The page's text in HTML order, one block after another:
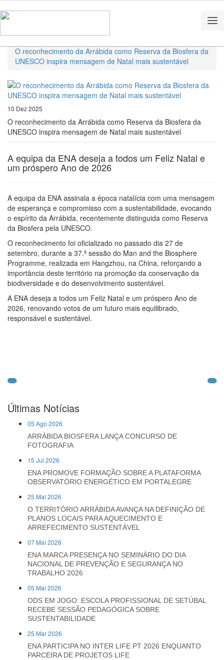
O reconhecimento da Arrábida como Reserva da Biosfera da
UNESCO inspira mensagem de Natal mais sustentável
10 Dez 2025
O reconhecimento da Arrábida como Reserva da Biosfera da
UNESCO inspira mensagem de Natal mais sustentável
A equipa da ENA deseja a todos um Feliz Natal e
um próspero Ano de 2026
A equipa da ENA assinala a época natalícia com uma mensagem
de esperança e compromisso com a sustentabilidade, evocando
o espírito da Arrábida, recentemente distinguida como Reserva
da Biosfera pela UNESCO.
O reconhecimento foi oficializado no passado dia 27 de
setembro, durante a 37.ª sessão do Man and the Biosphere
Programme, realizada em Hangzhou, na China, reforçando a
importância deste território na promoção da conservação da
biodiversidade e do desenvolvimento sustentável.
A ENA deseja a todos um Feliz Natal e um próspero Ano de
2026, renovando votos de um futuro mais equilibrado,
responsável e sustentável.
Últimas Notícias
05 Ago 2026
ARRÁBIDA BIOSFERA LANÇA CONCURSO DE
FOTOGRAFIA
15 Jul 2026
ENA PROMOVE FORMAÇÃO SOBRE A PLATAFORMA
OBSERVATÓRIO ENERGÉTICO EM PORTALEGRE
25 Mai 2026
O TERRITÓRIO ARRÁBIDA AVANÇA NA DEFINIÇÃO DE
PLANOS LOCAIS PARA AQUECIMENTO E
ARREFECIMENTO SUSTENTÁVEL
07 Mai 2026
ENA MARCA PRESENÇA NO SEMINÁRIO DO DIA
NACIONAL DE PREVENÇÃO E SEGURANÇA NO
TRABALHO 2026
05 Mai 2026
ODS EM JOGO: ESCOLA PROFISSIONAL DE SETÚBAL
RECEBE SESSÃO PEDAGÓGICA SOBRE
SUSTENTABILIDADE
25 Mar 2026
ENA PARTICIPA NO INTER LIFE PT 2026 ENQUANTO
PARCEIRA DE PROJETOS LIFE